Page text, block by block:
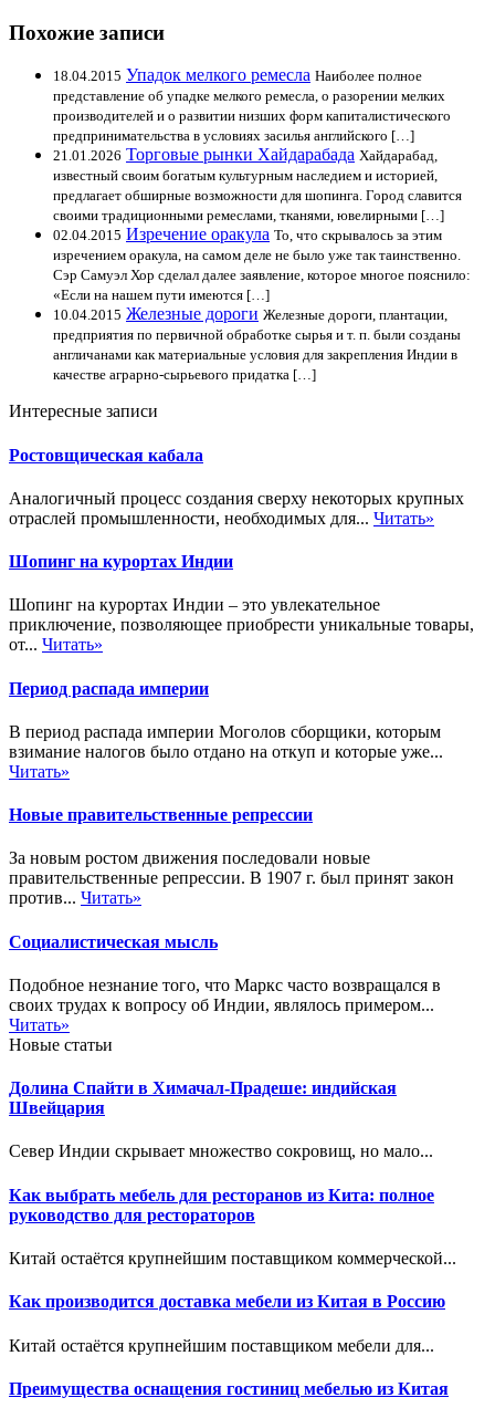
Похожие записи
18.04.2015 Упадок мелкого ремесла Наиболее полное
представление об упадке мелкого ремесла, о разорении мелких
производителей и о развитии низших форм капиталистического
предпринимательства в условиях засилья английского […]
21.01.2026 Торговые рынки Хайдарабада Хайдарабад,
известный своим богатым культурным наследием и историей,
предлагает обширные возможности для шопинга. Город славится
своими традиционными ремеслами, тканями, ювелирными […]
02.04.2015 Изречение оракула То, что скрывалось за этим
изречением оракула, на самом деле не было уже так таинственно.
Сэр Самуэл Хор сделал далее заявление, которое многое пояснило:
«Если на нашем пути имеются […]
10.04.2015 Железные дороги Железные дороги, плантации,
предприятия по первичной обработке сырья и т. п. были созданы
англичанами как материальные условия для закрепления Индии в
качестве аграрно-сырьевого придатка […]
Интересные записи
Ростовщическая кабала
Аналогичный процесс создания сверху некоторых крупных
отраслей промышленности, необходимых для... Читать»
Шопинг на курортах Индии
Шопинг на курортах Индии – это увлекательное
приключение, позволяющее приобрести уникальные товары,
от... Читать»
Период распада империи
В период распада империи Моголов сборщики, которым
взимание налогов было отдано на откуп и которые уже...
Читать»
Новые правительственные репрессии
За новым ростом движения последовали новые
правительственные репрессии. В 1907 г. был принят закон
против... Читать»
Социалистическая мысль
Подобное незнание того, что Маркс часто возвращался в
своих трудах к вопросу об Индии, являлось примером...
Читать»
Новые статьи
Долина Спайти в Химачал-Прадеше: индийская
Швейцария
Север Индии скрывает множество сокровищ, но мало...
Как выбрать мебель для ресторанов из Кита: полное
руководство для рестораторов
Китай остаётся крупнейшим поставщиком коммерческой...
Как производится доставка мебели из Китая в Россию
Китай остаётся крупнейшим поставщиком мебели для...
Преимущества оснащения гостиниц мебелью из Китая